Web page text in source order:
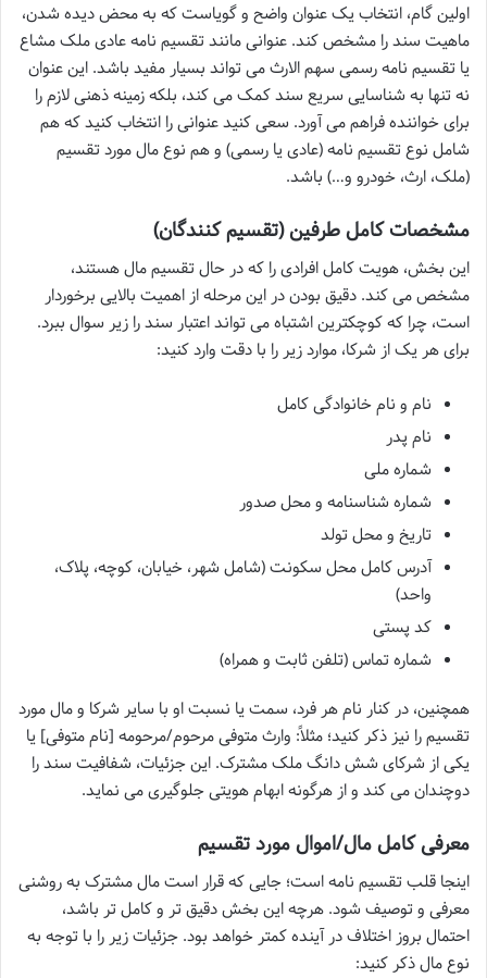
اولین گام، انتخاب یک عنوان واضح و گویاست که به محض دیده شدن،
ماهیت سند را مشخص کند. عنوانی مانند تقسیم نامه عادی ملک مشاع
یا تقسیم نامه رسمی سهم الارث می تواند بسیار مفید باشد. این عنوان
نه تنها به شناسایی سریع سند کمک می کند، بلکه زمینه ذهنی لازم را
برای خواننده فراهم می آورد. سعی کنید عنوانی را انتخاب کنید که هم
شامل نوع تقسیم نامه (عادی یا رسمی) و هم نوع مال مورد تقسیم
(ملک، ارث، خودرو و…) باشد.
مشخصات کامل طرفین (تقسیم کنندگان)
این بخش، هویت کامل افرادی را که در حال تقسیم مال هستند،
مشخص می کند. دقیق بودن در این مرحله از اهمیت بالایی برخوردار
است، چرا که کوچکترین اشتباه می تواند اعتبار سند را زیر سوال ببرد.
برای هر یک از شرکا، موارد زیر را با دقت وارد کنید:
نام و نام خانوادگی کامل
نام پدر
شماره ملی
شماره شناسنامه و محل صدور
تاریخ و محل تولد
آدرس کامل محل سکونت (شامل شهر، خیابان، کوچه، پلاک،
واحد)
کد پستی
شماره تماس (تلفن ثابت و همراه)
همچنین، در کنار نام هر فرد، سمت یا نسبت او با سایر شرکا و مال مورد
تقسیم را نیز ذکر کنید؛ مثلاً: وارث متوفی مرحوم/مرحومه [نام متوفی] یا
یکی از شرکای شش دانگ ملک مشترک. این جزئیات، شفافیت سند را
دوچندان می کند و از هرگونه ابهام هویتی جلوگیری می نماید.
معرفی کامل مال/اموال مورد تقسیم
اینجا قلب تقسیم نامه است؛ جایی که قرار است مال مشترک به روشنی
معرفی و توصیف شود. هرچه این بخش دقیق تر و کامل تر باشد،
احتمال بروز اختلاف در آینده کمتر خواهد بود. جزئیات زیر را با توجه به
نوع مال ذکر کنید: